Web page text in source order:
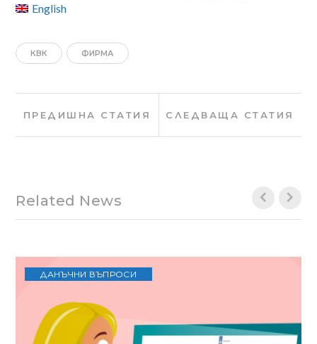
English
КВК ФИРМА
Навигация
ПРЕДИШНА СТАТИЯ
статия:
СЛЕДВАЩА СТАТИЯ
Related News
ДАНЪЧНИ ВЪПРОСИ